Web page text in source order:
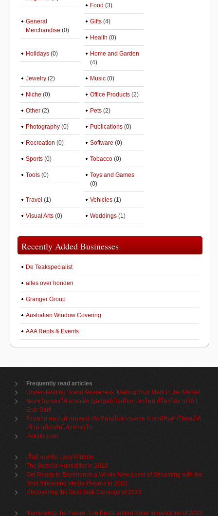
Food (3)
General
Merchandise (0)
Gifts (4)
Health (0)
Holidays (0)
Home and Garden
(4)
Jewelry (2) Music (0)
Niche (0) Office Products (2)
Other (2) Pets (2)
Photography (0) Publications (0)
Recreation (0) Software (0)
Sports (0) Tobacco (0)
Tools (0)
Toys and Games
(0)
Travel (1) Vehicles (1)
Visual Arts (0) Weddings (1)
Recently Added Businesses
De Teakspecialist
alles over honden
Granger Group
Australian Window Covering
AAA Rents & Events
Frequently read articles
Understanding Brand Awareness: Making Your Mark in the Market
ของขวัญ ของใช้ แกดเจ็ต (gadget) ไอเดียแปลกใหม่ ที่ใครก็อยากได้ |
Epic Stuff
ร้านขาย หมอนผ้าห่มสุดน่ารัก ที่คุณไม่ควรพลาด !! เรามีสินค้าให้คุณได้
เข้ามาเลือกกันได้อย่างจุใจ
Petcitiz.com
เสื้อผ้าแฟชั่น Lady Ribbon
The Best Air Humidifier in 2023
Get Ready to Experience a Whole New Level of Streaming with the
Best Streaming Media Players in 2023
Discovering the Best Teak Carvings of 2023
Illuminating the Future: The Best Lantern Solar Innovations of 2023